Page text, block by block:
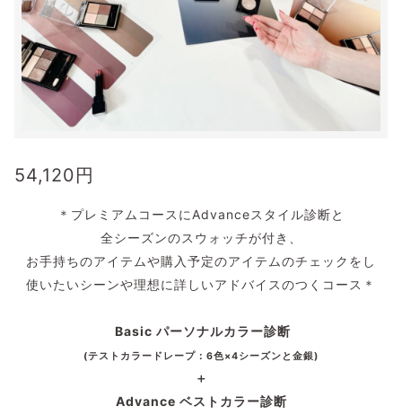
54,120円
＊プレミアムコースにAdvanceスタイル診断と
全シーズンのスウォッチが付き、
お手持ちのアイテムや購入予定のアイテムのチェックをし
使いたいシーンや理想に詳しいアドバイスのつくコース＊
Basic パーソナルカラー診断
(テストカラードレープ：6色×4シーズンと金銀)
＋
Advance ベストカラー診断